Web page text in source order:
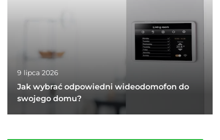
9 lipca 2026
Jak wybrać odpowiedni wideodomofon do
swojego domu?